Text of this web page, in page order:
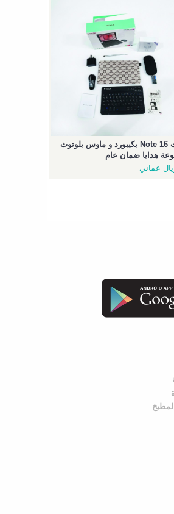
تابلت Note 16 بكيبورد و ماوس بلوتوث
هدايا ضمان عام